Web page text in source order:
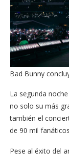
Bad Bunny
La segunda
no solo su más
también el
de 90 mil
Pese al éxito del